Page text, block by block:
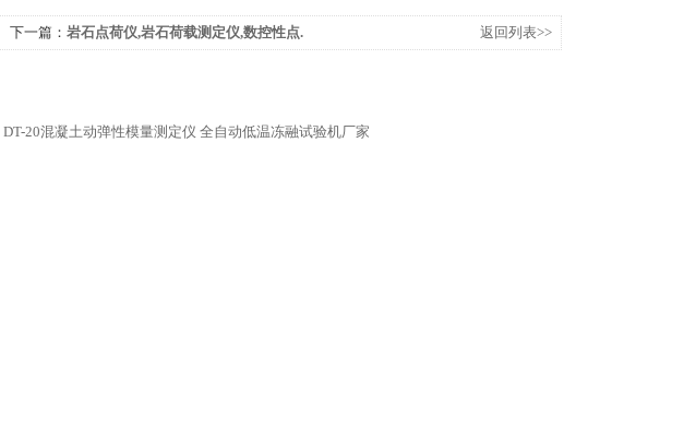
下一篇： 岩石点荷仪,岩石荷载测定仪,数控性点.
返回列表>>
DT-20混凝土动弹性模量测定仪 全自动低温冻融试验机厂家